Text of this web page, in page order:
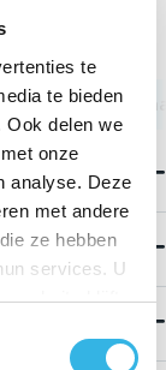
te
te bieden
Ook delen we
onze
analyse. Deze
met andere
ze hebben
services. U
website blijft
een post
Deze
elektriciteit)
(federale
u via een
kan de
op dit net
gebruik van